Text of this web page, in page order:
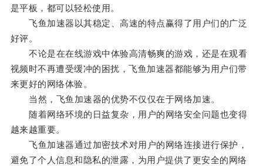
是平板，都可以轻松使用。
飞鱼加速器以其稳定、高速的特点赢得了用户们的广泛
好评。
不论是在在线游戏中体验高清畅爽的游戏，还是在观看
视频时不再遭受缓冲的困扰，飞鱼加速器都能够为用户们带
来更好的网络体验。
当然，飞鱼加速器的优势不仅仅在于网络加速。
随着网络环境的日益复杂，用户的网络安全问题也变得
越来越重要。
飞鱼加速器通过加密技术对用户的网络连接进行保护，
避免了个人信息和隐私的泄露，为用户提供了更安全的网络